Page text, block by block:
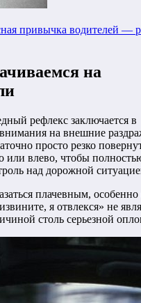
привычка водителей —
на
рефлекс заключается в
на внешние
просто резко
или влево, чтобы
над дорожной
плачевным, особенно
я отвлекся» не
столь серьезной